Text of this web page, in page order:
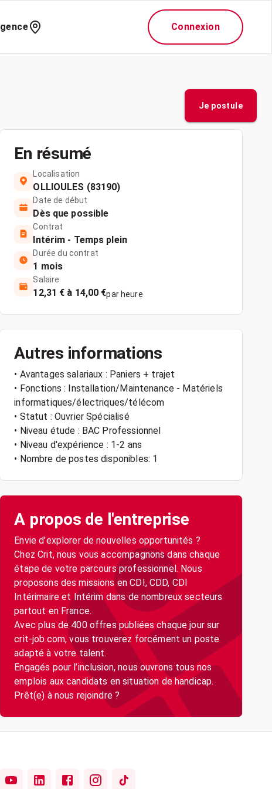
Connexion
Je postule
En résumé
Localisation
OLLIOULES (83190)
Date de début
Dès que possible
Contrat
Intérim - Temps plein
Durée du contrat
1 mois
Salaire
12,31 € à 14,00 €par heure
Autres informations
• Avantages salariaux : Paniers + trajet
• Fonctions : Installation/Maintenance - Matériels
informatiques/électriques/télécom
• Statut : Ouvrier Spécialisé
• Niveau étude : BAC Professionnel
• Niveau d'expérience : 1-2 ans
• Nombre de postes disponibles: 1
A propos de l'entreprise
Envie d’explorer de nouvelles opportunités ?
Chez Crit, nous vous accompagnons dans chaque
étape de votre parcours professionnel. Nous
proposons des missions en CDI, CDD, CDI
Intérimaire et Intérim dans de nombreux secteurs
partout en France.
Avec plus de 400 offres publiées chaque jour sur
crit-job.com, vous trouverez forcément un poste
adapté à votre talent.
Engagés pour l’inclusion, nous ouvrons tous nos
emplois aux candidats en situation de handicap.